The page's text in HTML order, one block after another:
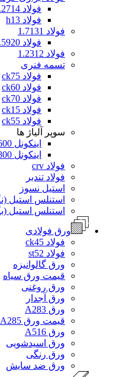
فولاد 1.2714
فولاد h13
فولاد 1.7131
فولاد 1.5920
فولاد 1.2312
تسمه فنری
فولاد ck75
فولاد ck60
فولاد ck70
فولاد ck15
فولاد ck55
سوپر آلیاژ ها
اینکونل 600
اینکونل 800
فولاد crv
فولاد تندبر
استیل نسوز
استنلس استیل
استنلس استیل
ورق فولادی
فولاد ck45
فولاد st52
ورق گالوانیزه
قیمت ورق سیاه
ورق روغنی
ورق آجدار
ورق A283
قیمت ورق A285
ورق A516
ورق اسیدشویی
ورق رنگی
ورق ضد سایش